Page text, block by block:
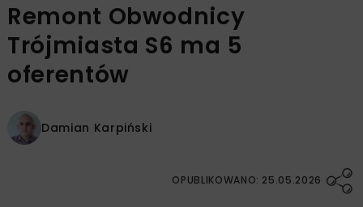
Remont Obwodnicy
Trójmiasta S6 ma 5
oferentów
Damian Karpiński
OPUBLIKOWANO: 25.05.2026